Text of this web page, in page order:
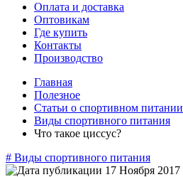
Оплата и доставка
Оптовикам
Где купить
Контакты
Производство
Главная
Полезное
Статьи о спортивном питании
Виды спортивного питания
Что такое циссус?
# Виды спортивного питания
17 Ноября 2017